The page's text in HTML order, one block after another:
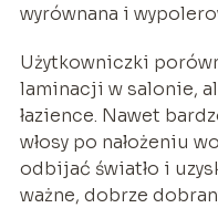
wyrównana i
Użytkowniczki
laminacji w salonie,
łazience. Nawet
włosy po nałożeniu
odbijać światło i
ważne, dobrze